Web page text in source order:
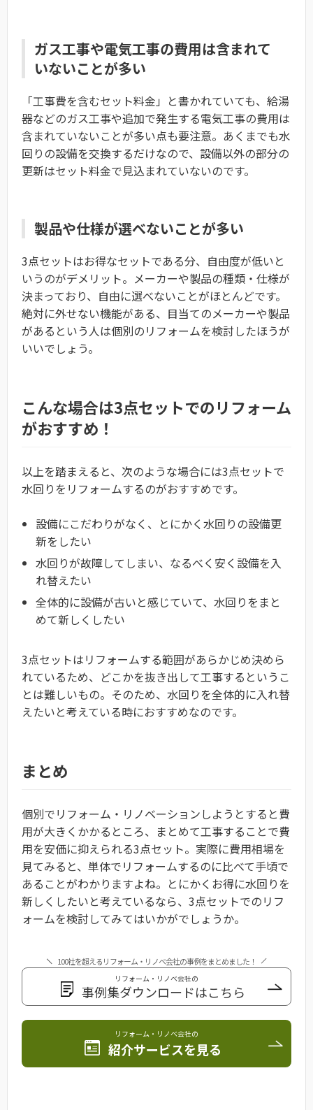
ガス工事や電気工事の費用は含まれて
いないことが多い
「工事費を含むセット料金」と書かれていても、給湯
器などのガス工事や追加で発生する電気工事の費用は
含まれていないことが多い点も要注意。あくまでも水
回りの設備を交換するだけなので、設備以外の部分の
更新はセット料金で見込まれていないのです。
製品や仕様が選べないことが多い
3点セットはお得なセットである分、自由度が低いと
いうのがデメリット。メーカーや製品の種類・仕様が
決まっており、自由に選べないことがほとんどです。
絶対に外せない機能がある、目当てのメーカーや製品
があるという人は個別のリフォームを検討したほうが
いいでしょう。
こんな場合は3点セットでのリフォーム
がおすすめ！
以上を踏まえると、次のような場合には3点セットで
水回りをリフォームするのがおすすめです。
設備にこだわりがなく、とにかく水回りの設備更
新をしたい
水回りが故障してしまい、なるべく安く設備を入
れ替えたい
全体的に設備が古いと感じていて、水回りをまと
めて新しくしたい
3点セットはリフォームする範囲があらかじめ決めら
れているため、どこかを抜き出して工事するというこ
とは難しいもの。そのため、水回りを全体的に入れ替
えたいと考えている時におすすめなのです。
まとめ
個別でリフォーム・リノベーションしようとすると費
用が大きくかかるところ、まとめて工事することで費
用を安価に抑えられる3点セット。実際に費用相場を
見てみると、単体でリフォームするのに比べて手頃で
あることがわかりますよね。とにかくお得に水回りを
新しくしたいと考えているなら、3点セットでのリフ
ォームを検討してみてはいかがでしょうか。
100社を超えるリフォーム・リノベ会社の事例をまとめました！
リフォーム・リノベ会社の
事例集ダウンロードはこちら
リフォーム・リノベ会社の
紹介サービスを見る